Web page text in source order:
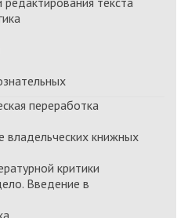
переработка
владельческих книжных
критики
Введение в